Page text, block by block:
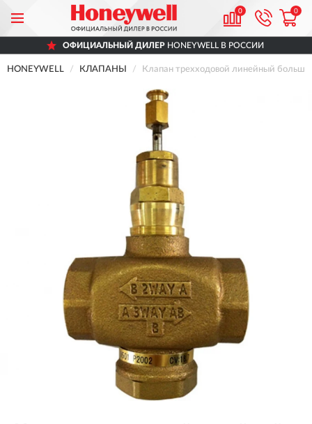
0 0
ОФИЦИАЛЬНЫЙ ДИЛЕР HONEYWELL В РОССИИ
HONEYWELL КЛАПАНЫ Клапан трехходовой линейный